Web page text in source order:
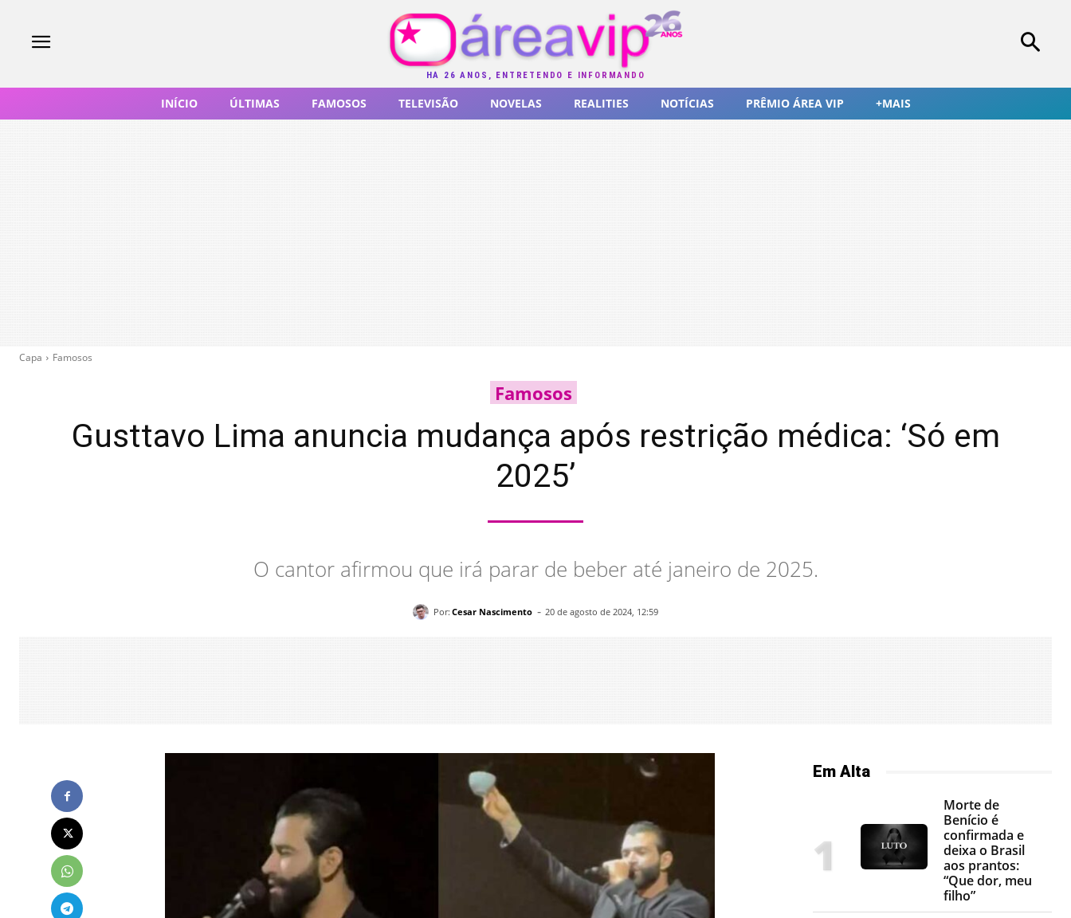
HÁ 26 ANOS, ENTRETENDO E INFORMANDO
INÍCIO ÚLTIMAS FAMOSOS TELEVISÃO NOVELAS REALITIES NOTÍCIAS PRÊMIO ÁREA VIP +MAIS
Capa Famosos
Famosos
Gusttavo Lima anuncia mudança após restrição médica: ‘Só em
2025’
O cantor afirmou que irá parar de beber até janeiro de 2025.
Por: Cesar Nascimento - 20 de agosto de 2024, 12:59
Em Alta
Morte de
Benício é
confirmada e
deixa o Brasil
aos prantos:
“Que dor, meu
filho”